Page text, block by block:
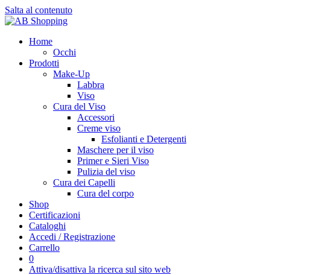
Salta al contenuto
Home
Occhi
Prodotti
Make-Up
Labbra
Viso
Cura del Viso
Accessori
Creme viso
Esfolianti e Detergenti
Maschere per il viso
Primer e Sieri Viso
Pulizia del viso
Cura dei Capelli
Cura del corpo
Shop
Certificazioni
Cataloghi
Accedi / Registrazione
Carrello
0
Attiva/disattiva la ricerca sul sito web